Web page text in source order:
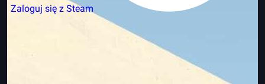
Zaloguj się z Steam